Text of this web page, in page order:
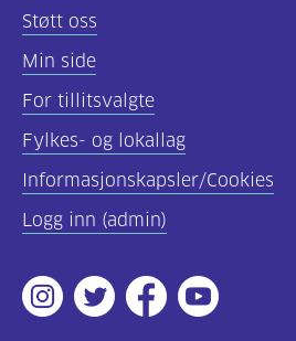
Støtt oss
Min side
For tillitsvalgte
Fylkes- og lokallag
Informasjonskapsler/Cookies
Logg inn (admin)
Instagram
TwitterFacebookYoutube